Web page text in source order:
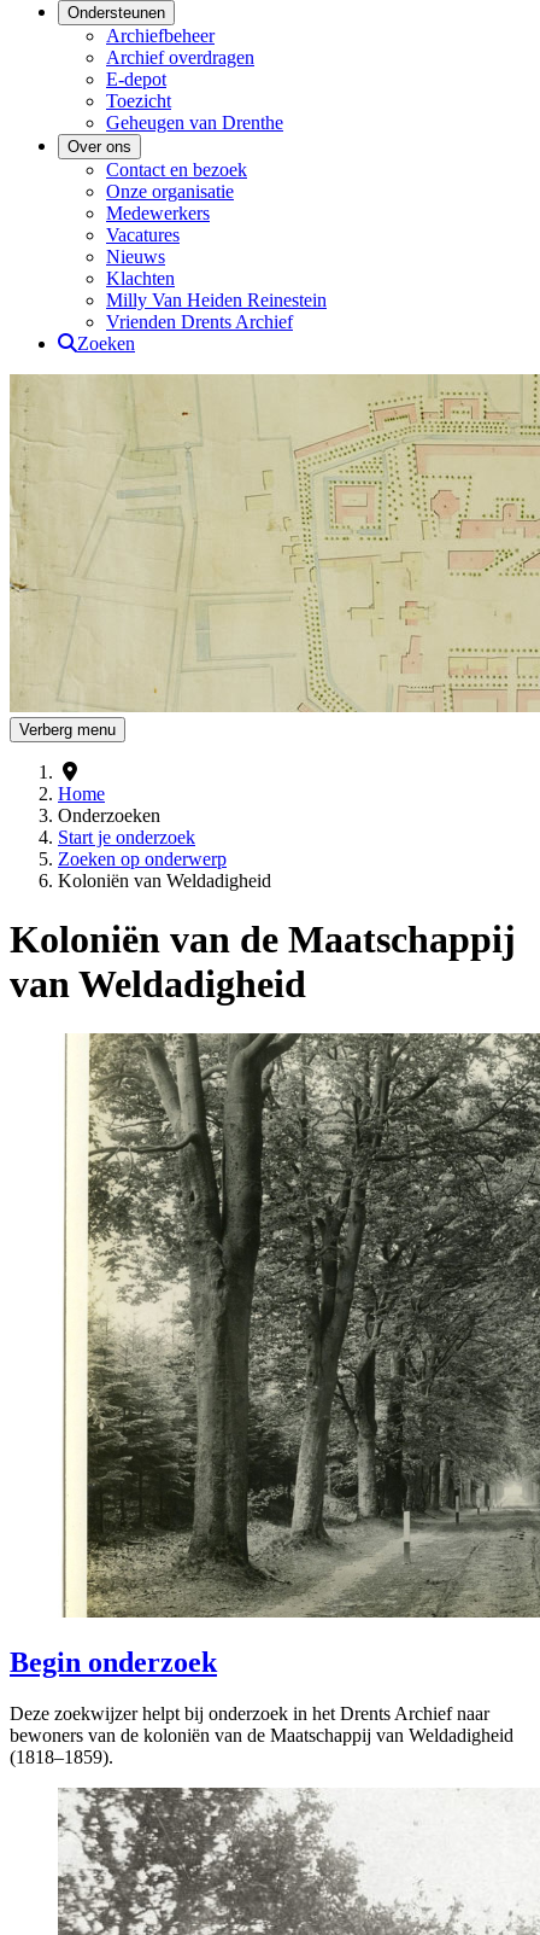
Ondersteunen
Archiefbeheer
Archief overdragen
E-depot
Toezicht
Geheugen van Drenthe
Over ons
Contact en bezoek
Onze organisatie
Medewerkers
Vacatures
Nieuws
Klachten
Milly Van Heiden Reinestein
Vrienden Drents Archief
Zoeken
Verberg menu
Home
Onderzoeken
Start je onderzoek
Zoeken op onderwerp
Koloniën van Weldadigheid
Koloniën van de Maatschappij
van Weldadigheid
Begin onderzoek
Deze zoekwijzer helpt bij onderzoek in het Drents Archief naar
bewoners van de koloniën van de Maatschappij van Weldadigheid
(1818–1859).